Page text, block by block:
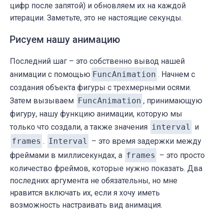
цифр после запятой) и обновляем их на каждой
итерации. Заметьте, это не настоящие секунды.
Рисуем нашу анимацию
Последний шаг – это собственно вывод нашей
анимации с помощью FuncAnimation . Начнем с
создания объекта фигуры с трехмерными осями.
Затем вызываем FuncAnimation , принимающую
фигуру, нашу функцию анимации, которую мы
только что создали, а также значения interval и
frames . Interval – это время задержки между
фреймами в миллисекундах, а frames – это просто
количество фреймов, которые нужно показать. Два
последних аргумента не обязательны, но мне
нравится включать их, если я хочу иметь
возможность настраивать вид анимация.